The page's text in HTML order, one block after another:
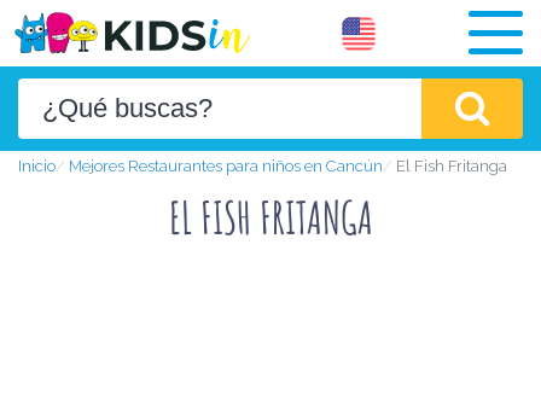
Inicio Mejores Restaurantes para niños en Cancún El Fish Fritanga
EL FISH FRITANGA